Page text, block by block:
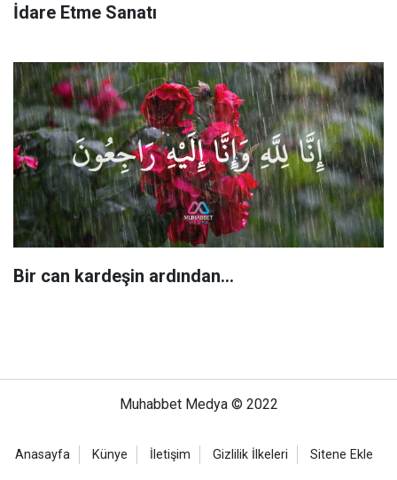
İdare Etme Sanatı
Bir can kardeşin ardından…
Muhabbet Medya © 2022
Anasayfa Künye İletişim Gizlilik İlkeleri Sitene Ekle